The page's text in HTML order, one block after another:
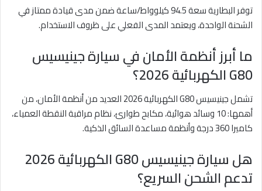
توفر البطارية سعة 94.5 كيلوواط/ساعة ضمن مدى قيادة ممتاز في
الشحنة الواحدة، ويعتمد المدى الفعلي على ظروف الاستخدام.
ما أبرز أنظمة الأمان في سيارة جينيسيس
G80 الكهربائية 2026؟
تشمل جينيسيس G80 الكهربائية 2026 العديد من أنظمة الأمان، من
أهمها: 10 وسائد هوائية، مكابح طوارئ، نظام مراقبة النقطة العمياء،
كاميرا 360 درجة وأنظمة مساعدة السائق الذكية.
هل سيارة جينيسيس G80 الكهربائية 2026
تدعم الشحن السريع؟